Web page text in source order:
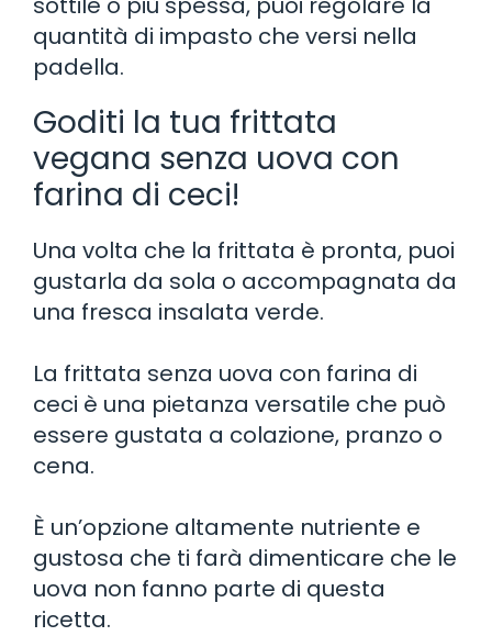
quantità di impasto che versi nella
padella.
Goditi la tua frittata
vegana senza uova con
farina di ceci!
Una volta che la frittata è pronta, puoi
gustarla da sola o accompagnata da
una fresca insalata verde.
La frittata senza uova con farina di
ceci è una pietanza versatile che può
essere gustata a colazione, pranzo o
cena.
È un’opzione altamente nutriente e
gustosa che ti farà dimenticare che le
uova non fanno parte di questa
ricetta.